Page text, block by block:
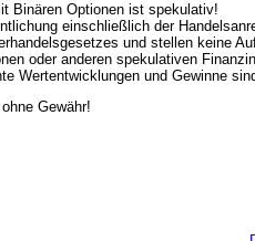
Binären Optionen ist spekulativ!
einschließlich der
und stellen keine
oder anderen spekulativen
Wertentwicklungen und Gewinne
Gewähr!